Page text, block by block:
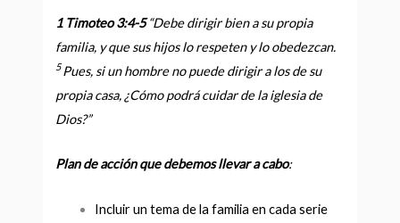
1 Timoteo 3:4-5“Debe dirigir bien a su propia
familia, y que sus hijos lo respeten y lo obedezcan.
5Pues, si un hombre no puede dirigir a los de su
propia casa, ¿Cómo podrá cuidar de la iglesia de
Dios?”
Plan de acción que debemos llevar a cabo:
Incluir un tema de la familia en cada serie